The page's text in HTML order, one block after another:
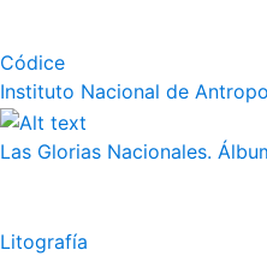
Códice
Instituto Nacional de
Las Glorias Nacionales.
Litografía